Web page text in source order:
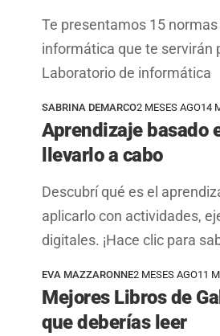
Te presentamos 15
informática que te servirán
Laboratorio de informática
SABRINA DEMARCO2 MESES AGO14
Aprendizaje basado
llevarlo a cabo
Descubrí qué es el
aplicarlo con actividades,
digitales. ¡Hace clic para
EVA MAZZARONNE2 MESES AGO11
Mejores Libros de
que deberías leer